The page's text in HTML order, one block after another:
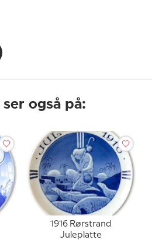
også på:
1916 Rørstrand
Juleplatte